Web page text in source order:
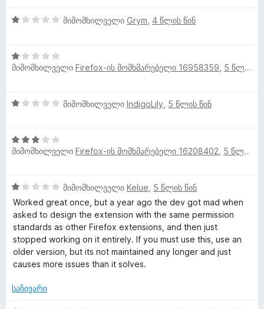
ფ
ე
ბ
-
ნ
1
ფ
ა
ბ
-
დ
მიმომხილველი Grym 4 წლის წინ
1
შ
ა
ბ
ა
დ
ა
ნ
მიმომხილველი Firefox-ის მომხმარებელი 16958359 5 წლის წინ
1
ფ
ა
ბ
ა
5
-
დ
ა
ნ
მიმომხილველი IndigoLily 5 წლის წინ
3
შ
ა
ს
ე
ბ
ა
5
-
ა
მიმომხილველი Firefox-ის მომხმარებელი 16208402 5 წლის წინ
1
შ
ე
ფ
ა
ს
ე
ა
მიმომხილველი Kelue 5 წლის წინ
Worked great once, but a year ago the dev got mad when
asked to design the extension with the same permission
standards as other Firefox extensions, and then just
stopped working on it entirely. If you must use this, use an
older version, but its not maintained any longer and just
causes more issues than it solves.
საჩივარი